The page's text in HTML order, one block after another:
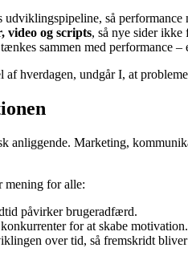
udviklingspipeline, så performance
video og scripts, så nye sider ikke
tænkes sammen med performance
hverdagen, undgår I, at
anliggende. Marketing,
mening for alle:
påvirker brugeradfærd.
for at skabe motivation.
over tid, så fremskridt